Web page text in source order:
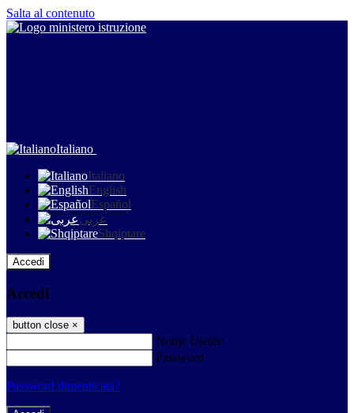
Salta al contenuto
Italiano
Italiano
English
Español
عربى
Shqiptare
Accedi
Accedi
button close ×
Nome Utente
Password
Password dimenticata?